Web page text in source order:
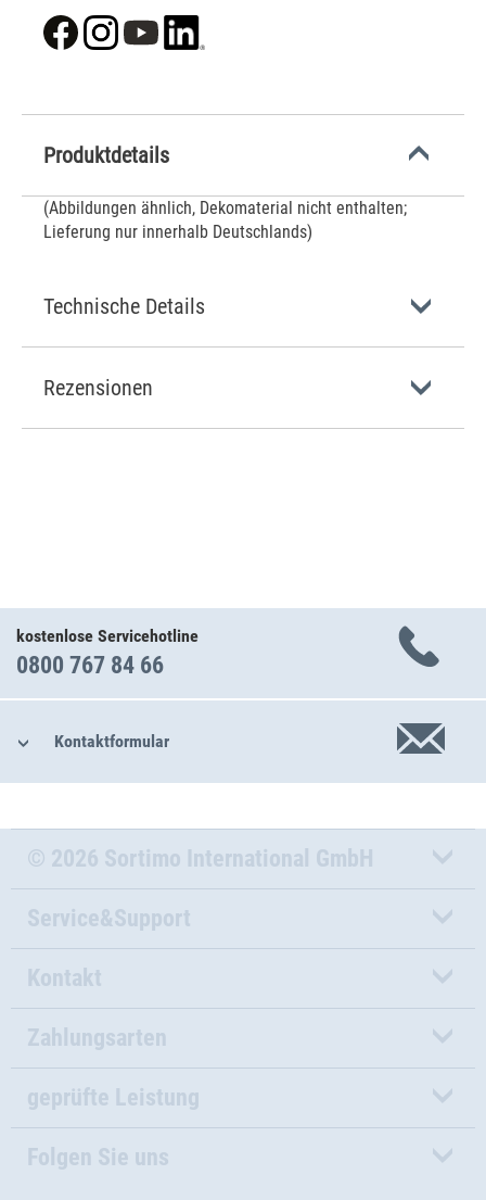
Produktdetails
(Abbildungen ähnlich, Dekomaterial nicht enthalten;
Lieferung nur innerhalb Deutschlands)
Technische Details
Rezensionen
kostenlose Servicehotline
0800 767 84 66
Kontaktformular
© 2026 Sortimo International GmbH
Service&Support
Kontakt
Zahlungsarten
geprüfte Leistung
Folgen Sie uns